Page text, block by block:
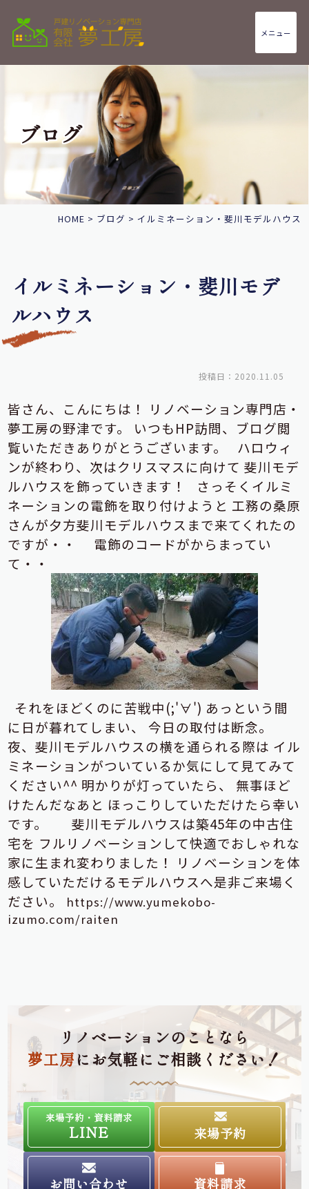
メニュー
ブログ
HOME > ブログ > イルミネーション・斐川モデルハウス
イルミネーション・斐川モデ
ルハウス
投稿日：2020.11.05
皆さん、こんにちは！
リノベーション専門店・
夢工房の野津です。
いつもHP訪問、ブログ閲
覧いただきありがとうございます。
ハロウィ
ンが終わり、次はクリスマスに向けて 斐川モデ
ルハウスを飾っていきます！
さっそくイルミ
ネーションの電飾を取り付けようと 工務の桑原
さんが夕方斐川モデルハウスまで来てくれたの
ですが・・
電飾のコードがからまってい
て・・
それをほどくのに苦戦中(;'∀') あっという間
に日が暮れてしまい、
今日の取付は断念。
夜、斐川モデルハウスの横を通られる際は イル
ミネーションがついているか気にして見てみて
ください^^ 明かりが灯っていたら、
無事ほど
けたんだなあと ほっこりしていただけたら幸い
です。
斐川モデルハウスは築45年の中古住
宅を フルリノベーションして快適でおしゃれな
家に生まれ変わりました！
リノベーションを体
感していただけるモデルハウスへ是非ご来場く
ださい。
https://www.yumekobo-
izumo.com/raiten
リノベーションのことなら
夢工房にお気軽にご相談ください！
来場予約・資料請求
LINE 来場予約
お問い合わせ 資料請求